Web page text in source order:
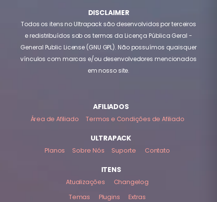
DISCLAIMER
Todos os itens no Ultrapack são desenvolvidos por terceiros
e redistribuídos sob os termos da Licença Pública Geral -
General Public License (GNU GPL). Não possuímos quaisquer
vínculos com marcas e/ou desenvolvedores mencionados
em nosso site.
AFILIADOS
Área de Afiliado Termos e Condições de Afiliado
ULTRAPACK
Planos Sobre Nós Suporte Contato
ITENS
Atualizações
Changelog
Temas
Plugins Extras